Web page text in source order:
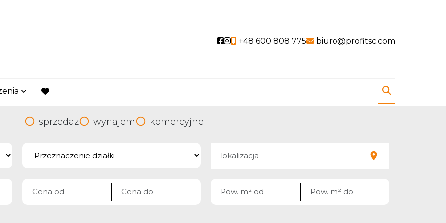
Social link
Social link
+48 600 808 775 biuro@profitsc.com
favorite
sprzedaz wynajem komercyjne